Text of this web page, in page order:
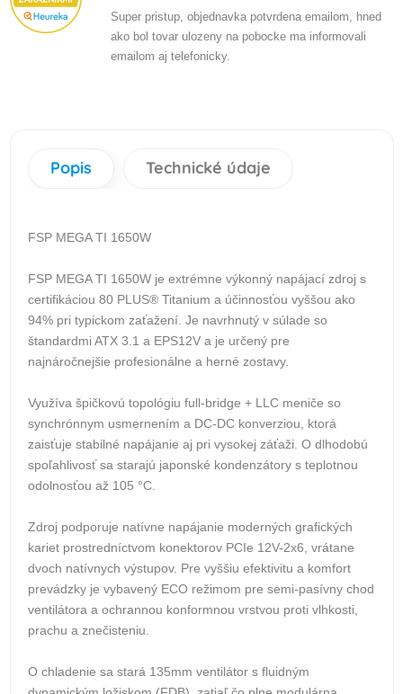
Super pristup, objednavka potvrdena emailom, hned
ako bol tovar ulozeny na pobocke ma informovali
emailom aj telefonicky.
Popis Technické údaje
FSP MEGA TI 1650W
FSP MEGA TI 1650W je extrémne výkonný napájací zdroj s
certifikáciou 80 PLUS® Titanium a účinnosťou vyššou ako
94% pri typickom zaťažení. Je navrhnutý v súlade so
štandardmi ATX 3.1 a EPS12V a je určený pre
najnáročnejšie profesionálne a herné zostavy.
Využíva špičkovú topológiu full-bridge + LLC meniče so
synchrónnym usmernením a DC-DC konverziou, ktorá
zaisťuje stabilné napájanie aj pri vysokej záťaži. O dlhodobú
spoľahlivosť sa starajú japonské kondenzátory s teplotnou
odolnosťou až 105 °C.
Zdroj podporuje natívne napájanie moderných grafických
kariet prostredníctvom konektorov PCIe 12V-2x6, vrátane
dvoch natívnych výstupov. Pre vyššiu efektivitu a komfort
prevádzky je vybavený ECO režimom pre semi-pasívny chod
ventilátora a ochrannou konformnou vrstvou proti vlhkosti,
prachu a znečisteniu.
O chladenie sa stará 135mm ventilátor s fluidným